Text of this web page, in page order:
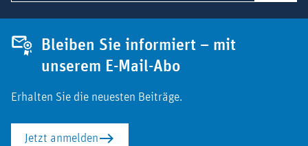
Bleiben Sie informiert – mit
unserem E-Mail-Abo
Erhalten Sie die neuesten Beiträge.
Jetzt anmelden